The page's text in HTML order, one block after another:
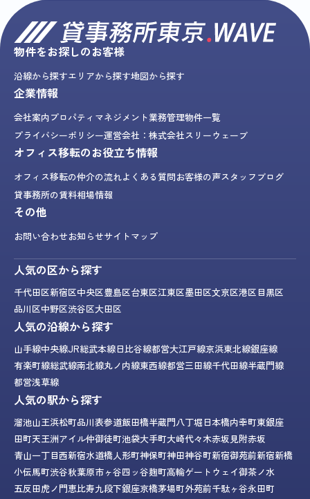
物件をお探しのお客様
沿線から探すエリアから探す地図から探す
企業情報
会社案内プロパティマネジメント業務管理物件一覧
プライバシーポリシー運営会社：株式会社スリーウェーブ
オフィス移転のお役立ち情報
オフィス移転の仲介の流れよくある質問お客様の声スタッフブログ
貸事務所の賃料相場情報
その他
お問い合わせお知らせサイトマップ
人気の区から探す
千代田区新宿区中央区豊島区台東区江東区墨田区文京区港区目黒区
品川区中野区渋谷区大田区
人気の沿線から探す
山手線中央線JR総武本線日比谷線都営大江戸線京浜東北線銀座線
有楽町線総武線南北線丸ノ内線東西線都営三田線千代田線半蔵門線
都営浅草線
人気の駅から探す
溜池山王浜松町品川表参道飯田橋半蔵門八丁堀日本橋内幸町東銀座
田町天王洲アイル仲御徒町池袋大手町大崎代々木赤坂見附赤坂
青山一丁目西新宿水道橋人形町神保町神田神谷町新宿御苑前新宿新橋
小伝馬町渋谷秋葉原市ヶ谷四ッ谷麹町高輪ゲートウェイ御茶ノ水
五反田虎ノ門恵比寿九段下銀座京橋茅場町外苑前千駄ヶ谷永田町